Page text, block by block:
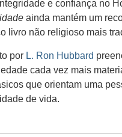
e confiança no
ainda mantém um
livro não religioso mais
por L. Ron Hubbard
cada vez mais
que orientam uma
de vida.